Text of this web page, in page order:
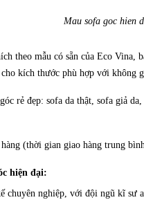
Mau sofa goc hien
theo mẫu có sẵn của Eco
kích thước phù hợp với không
rẻ đẹp: sofa da thật, sofa giả
(thời gian giao hàng trung
hiện đại:
nghiệp, với đội ngũ kĩ sư